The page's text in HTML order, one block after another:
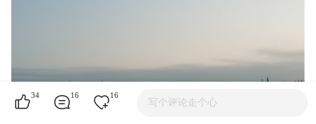
34 16 16
写个评论走个心